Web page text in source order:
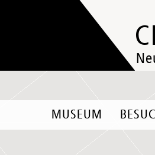
MUSEUM